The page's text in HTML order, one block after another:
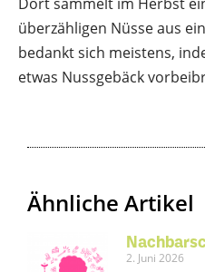
überzähligen Nüsse aus
bedankt sich meistens,
etwas Nussgebäck
Ähnliche Artikel
2. Juni 2026